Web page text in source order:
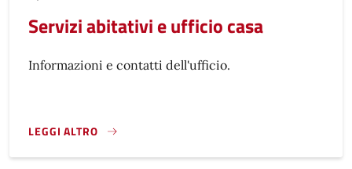
Servizi abitativi e ufficio casa
Informazioni e contatti dell'ufficio.
LEGGI ALTRO
}